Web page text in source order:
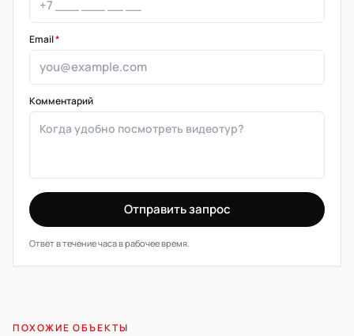
Email*
Комментарий
Отправить запрос
Ответ в течение часа в рабочее время.
ПОХОЖИЕ ОБЪЕКТЫ